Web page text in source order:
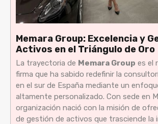
Memara Group: Excelencia y
Activos en el Triángulo de Oro
La trayectoria de Memara Group es el
firma que ha sabido redefinir la
en el sur de España mediante un
altamente personalizado. Con sede en
organización nació con la misión de
de gestión de activos que trasciende la